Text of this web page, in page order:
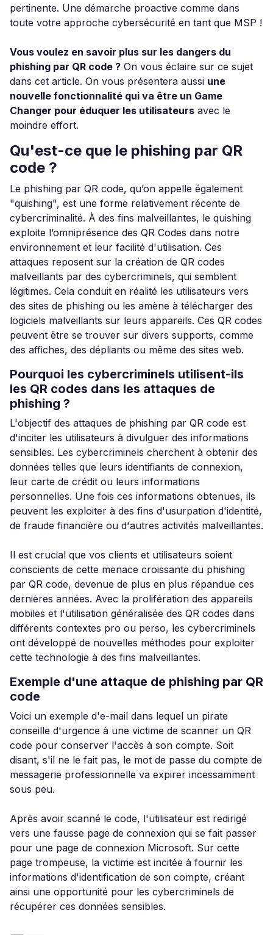
pertinente. Une démarche proactive comme dans
toute votre approche cybersécurité en tant que MSP !
Vous voulez en savoir plus sur les dangers du
phishing par QR code ? On vous éclaire sur ce sujet
dans cet article. On vous présentera aussi une
nouvelle fonctionnalité qui va être un Game
Changer pour éduquer les utilisateurs avec le
moindre effort.
Qu'est-ce que le phishing par QR
code ?
Le phishing par QR code, qu’on appelle également
"quishing", est une forme relativement récente de
cybercriminalité. À des fins malveillantes, le quishing
exploite l’omniprésence des QR Codes dans notre
environnement et leur facilité d'utilisation. Ces
attaques reposent sur la création de QR codes
malveillants par des cybercriminels, qui semblent
légitimes. Cela conduit en réalité les utilisateurs vers
des sites de phishing ou les amène à télécharger des
logiciels malveillants sur leurs appareils. Ces QR codes
peuvent être se trouver sur divers supports, comme
des affiches, des dépliants ou même des sites web.
Pourquoi les cybercriminels utilisent-ils
les QR codes dans les attaques de
phishing ?
L'objectif des attaques de phishing par QR code est
d'inciter les utilisateurs à divulguer des informations
sensibles. Les cybercriminels cherchent à obtenir des
données telles que leurs identifiants de connexion,
leur carte de crédit ou leurs informations
personnelles. Une fois ces informations obtenues, ils
peuvent les exploiter à des fins d'usurpation d'identité,
de fraude financière ou d'autres activités malveillantes.
Il est crucial que vos clients et utilisateurs soient
conscients de cette menace croissante du phishing
par QR code, devenue de plus en plus répandue ces
dernières années. Avec la prolifération des appareils
mobiles et l'utilisation généralisée des QR codes dans
différents contextes pro ou perso, les cybercriminels
ont développé de nouvelles méthodes pour exploiter
cette technologie à des fins malveillantes.
Exemple d'une attaque de phishing par QR
code
Voici un exemple d'e-mail dans lequel un pirate
conseille d'urgence à une victime de scanner un QR
code pour conserver l'accès à son compte. Soit
disant, s'il ne le fait pas, le mot de passe du compte de
messagerie professionnelle va expirer incessamment
sous peu.
Après avoir scanné le code, l'utilisateur est redirigé
vers une fausse page de connexion qui se fait passer
pour une page de connexion Microsoft. Sur cette
page trompeuse, la victime est incitée à fournir les
informations d'identification de son compte, créant
ainsi une opportunité pour les cybercriminels de
récupérer ces données sensibles.